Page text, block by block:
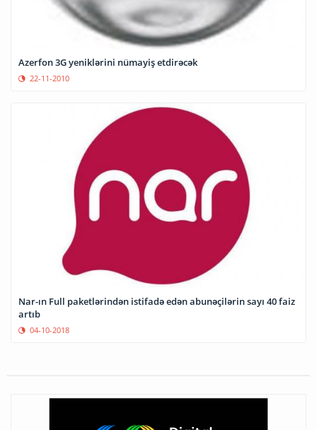
Azerfon 3G yeniklərini nümayiş etdirəcək
22-11-2010
Nar-ın Full paketlərindən istifadə edən abunəçilərin sayı 40 faiz
artıb
04-10-2018